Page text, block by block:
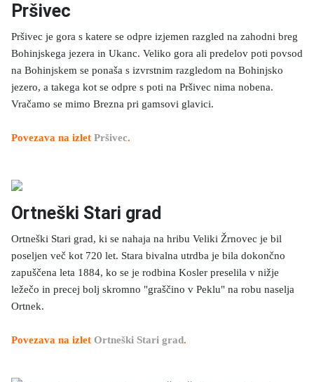
Pršivec
Pršivec je gora s katere se odpre izjemen razgled na zahodni breg
Bohinjskega jezera in Ukanc. Veliko gora ali predelov poti povsod
na Bohinjskem se ponaša s izvrstnim razgledom na Bohinjsko
jezero, a takega kot se odpre s poti na Pršivec nima nobena.
Vračamo se mimo Brezna pri gamsovi glavici.
Povezava na izlet Pršivec.
Ortneški Stari grad
Ortneški Stari grad, ki se nahaja na hribu Veliki Žrnovec je bil
poseljen več kot 720 let. Stara bivalna utrdba je bila dokončno
zapuščena leta 1884, ko se je rodbina Kosler preselila v nižje
ležečo in precej bolj skromno "graščino v Peklu" na robu naselja
Ortnek.
Povezava na izlet Ortneški Stari grad.